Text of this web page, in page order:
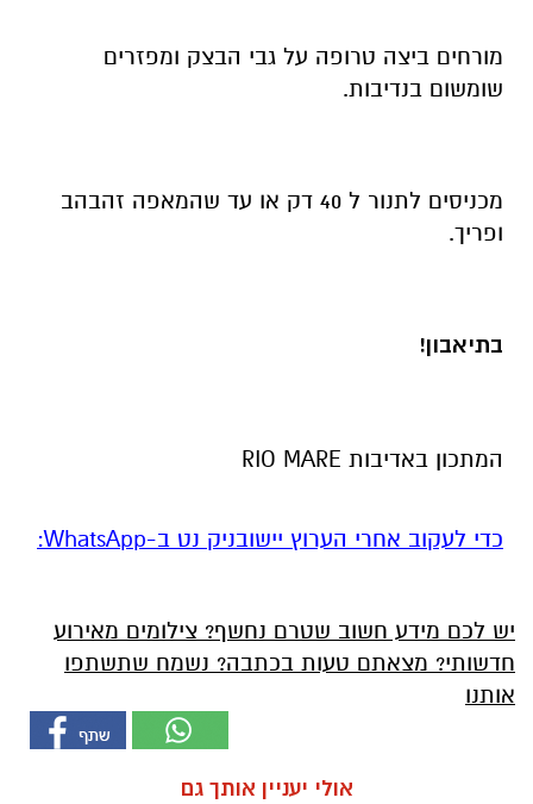
מורחים ביצה טרופה על גבי הבצק ומפזרים
שומשום בנדיבות.
מכניסים לתנור ל 40 דק או עד שהמאפה זהבהב
ופריך.
בתיאבון!
המתכון באדיבות RIO MARE
‏כדי לעקוב אחרי הערוץ יישובניק נט ב-WhatsApp:‏‏‏
יש לכם מידע חשוב שטרם נחשף? צילומים מאירוע
חדשותי? מצאתם טעות בכתבה? נשמח שתשתפו
אותנו
אולי יעניין אותך גם